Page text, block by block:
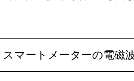
マートメーターの電磁